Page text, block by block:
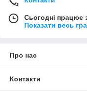
Сьогодні працює
Показати весь
Про нас
Контакти